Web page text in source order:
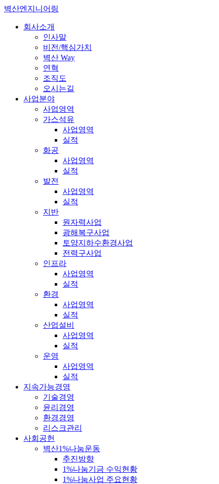
벽산엔지니어링
회사소개
인사말
비전/핵심가치
벽산 Way
연혁
조직도
오시는길
사업분야
사업영역
가스석유
사업영역
실적
화공
사업영역
실적
발전
사업영역
실적
지반
원자력사업
광해복구사업
토양지하수환경사업
전력구사업
인프라
사업영역
실적
환경
사업영역
실적
산업설비
사업영역
실적
운영
사업영역
실적
지속가능경영
기술경영
윤리경영
환경경영
리스크관리
사회공헌
벽산1%나눔운동
추진방향
1%나눔기금 수익현황
1%나눔사업 주요현황